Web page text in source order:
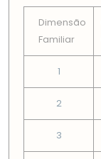
Dimensão
Familiar
1
2
3